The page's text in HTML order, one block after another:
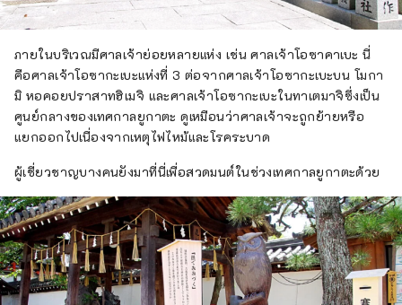
ภายในบริเวณมีศาลเจ้าย่อยหลายแห่ง เช่น ศาลเจ้าโอซาคาเบะ นี่
คือศาลเจ้าโอซากะเบะแห่งที่ 3 ต่อจากศาลเจ้าโอซากะเบะบน โมกา
มิ หอคอยปราสาทฮิเมจิ และศาลเจ้าโอซากะเบะในทาเตมาจิซึ่งเป็น
ศูนย์กลางของเทศกาลยูกาตะ ดูเหมือนว่าศาลเจ้าจะถูกย้ายหรือ
แยกออกไปเนื่องจากเหตุไฟไหม้และโรคระบาด
ผู้เชี่ยวชาญบางคนยังมาที่นี่เพื่อสวดมนต์ในช่วงเทศกาลยูกาตะด้วย